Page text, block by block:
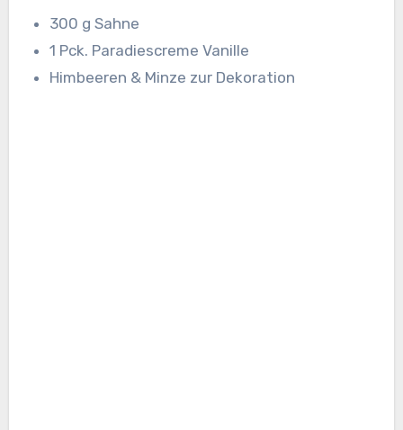
300 g Sahne
1 Pck. Paradiescreme Vanille
Himbeeren & Minze zur Dekoration